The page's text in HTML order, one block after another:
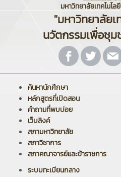
มหาวิทยาลัยเทคโนโ
"มหาวิทยาลัยเ
นวัตกรรมเพื่อชุ
ค้นหานักศึกษา
หลักสูตรที่เปิดสอน
คำถามที่พบบ่อย
เว็บลิงค์
สภามหาวิทยาลัย
สภาวิชาการ
สภาคณาจารย์และข้าราชการ
ระบบทะเบียนกลาง